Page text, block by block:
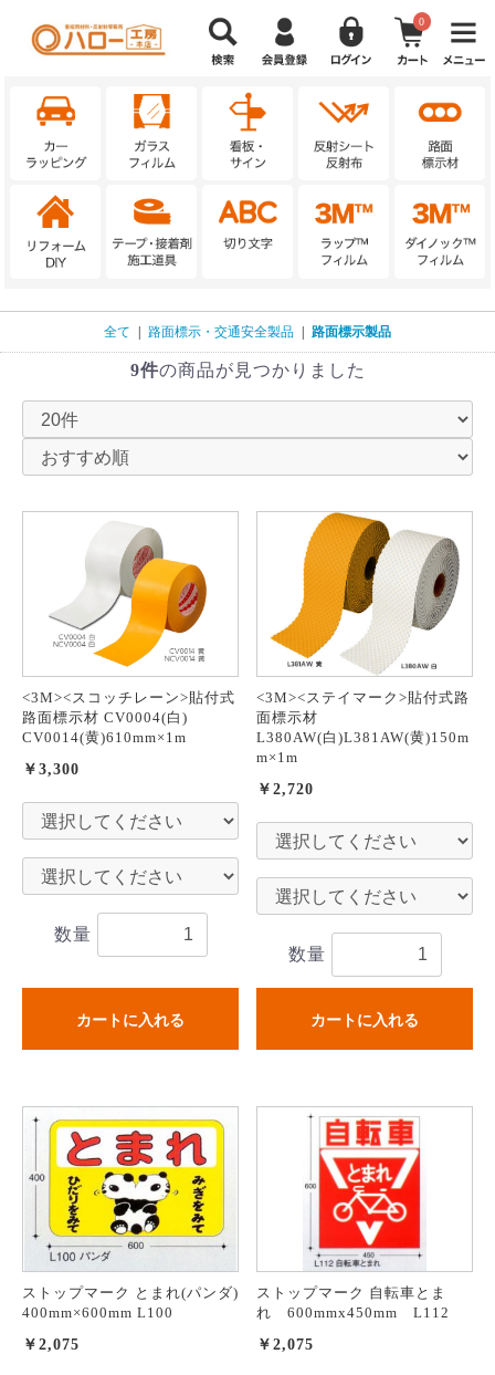
0
全て 路面標示・交通安全製品 路面標示製品
9件の商品が見つかりました
<3M><スコッチレーン>貼付式
路面標示材 CV0004(白)
CV0014(黄)610mm×1m
￥3,300
数量
カートに入れる
<3M><ステイマーク>貼付式路
面標示材
L380AW(白)L381AW(黄)150m
m×1m
￥2,720
数量
カートに入れる
ストップマーク とまれ(パンダ)
400mm×600mm L100
￥2,075
ストップマーク 自転車とま
れ 600mmx450mm L112
￥2,075